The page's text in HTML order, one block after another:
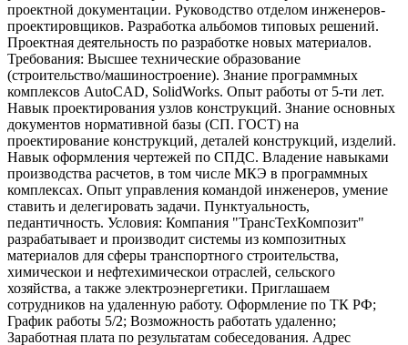
проектной документации. Руководство отделом инженеров-
проектировщиков. Разработка альбомов типовых решений.
Проектная деятельность по разработке новых материалов.
Требования: Высшее технические образование
(строительство/машиностроение). Знание программных
комплексов AutoCAD, SolidWorks. Опыт работы от 5-ти лет.
Навык проектирования узлов конструкций. Знание основных
документов нормативной базы (СП. ГОСТ) на
проектирование конструкций, деталей конструкций, изделий.
Навык оформления чертежей по СПДС. Владение навыками
производства расчетов, в том числе МКЭ в программных
комплексах. Опыт управления командой инженеров, умение
ставить и делегировать задачи. Пунктуальность,
педантичность. Условия: Компания "ТрансТехКомпозит"
разрабатывает и производит системы из композитных
материалов для сферы транспортного строительства,
химическои и нефтехимическои отраслей, сельского
хозяйства, а также электроэнергетики. Приглашаем
сотрудников на удаленную работу. Оформление по ТК РФ;
График работы 5/2; Возможность работать удаленно;
Заработная плата по результатам собеседования. Адрес